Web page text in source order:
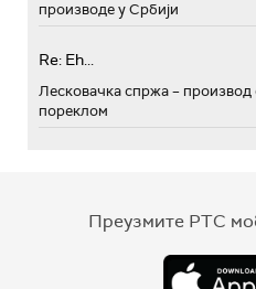
производе у Србији
Re: Eh...
Лесковачка спржа –
пореклом
Преузмите РТС